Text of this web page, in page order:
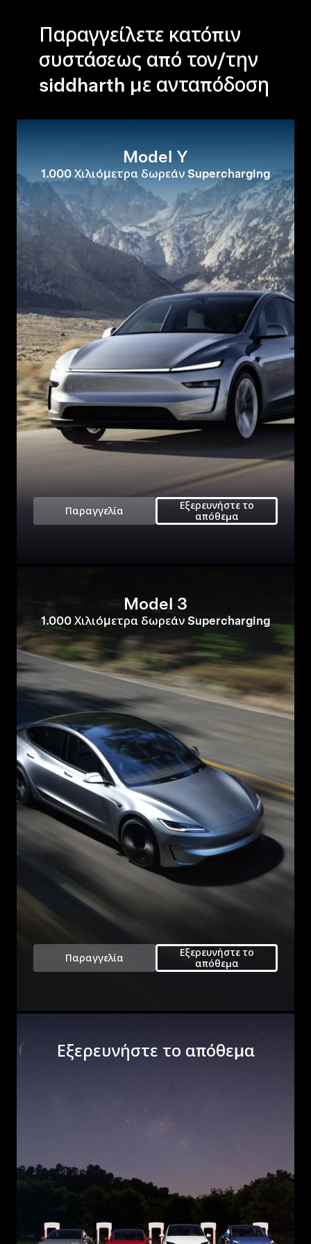
Παραγγείλετε κατόπιν
συστάσεως από τον/την
siddharth με ανταπόδοση
Model Y
1.000 Χιλιόμετρα δωρεάν Supercharging
Παραγγελία
Εξερευνήστε το
απόθεμα
Model 3
1.000 Χιλιόμετρα δωρεάν Supercharging
Παραγγελία
Εξερευνήστε το
απόθεμα
Εξερευνήστε το απόθεμα